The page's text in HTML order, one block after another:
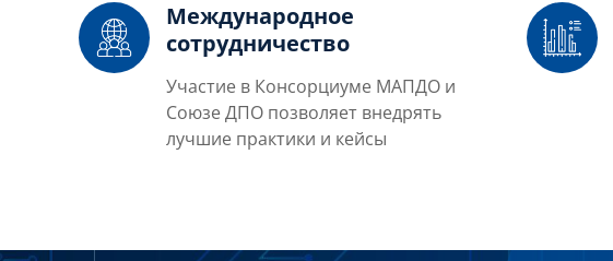
Международное
сотрудничество
Участие в Консорциуме МАПДО и
Союзе ДПО позволяет внедрять
лучшие практики и кейсы